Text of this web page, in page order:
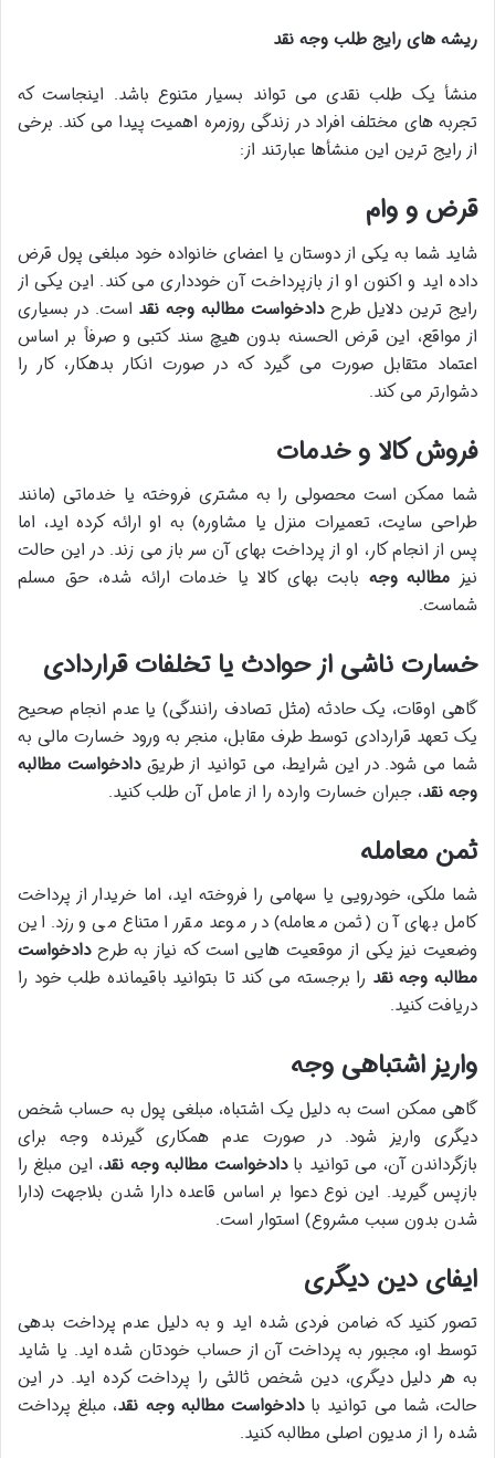
ریشه های رایج طلب وجه نقد
منشأ یک طلب نقدی می تواند بسیار متنوع باشد. اینجاست که
تجربه های مختلف افراد در زندگی روزمره اهمیت پیدا می کند. برخی
از رایج ترین این منشأها عبارتند از:
قرض و وام
شاید شما به یکی از دوستان یا اعضای خانواده خود مبلغی پول قرض
داده اید و اکنون او از بازپرداخت آن خودداری می کند. این یکی از
رایج ترین دلایل طرحدادخواست مطالبه وجه نقد است. در بسیاری
از مواقع، این قرض الحسنه بدون هیچ سند کتبی و صرفاً بر اساس
اعتماد متقابل صورت می گیرد که در صورت انکار بدهکار، کار را
دشوارتر می کند.
فروش کالا و خدمات
شما ممکن است محصولی را به مشتری فروخته یا خدماتی (مانند
طراحی سایت، تعمیرات منزل یا مشاوره) به او ارائه کرده اید، اما
پس از انجام کار، او از پرداخت بهای آن سر باز می زند. در این حالت
نیز مطالبه وجه بابت بهای کالا یا خدمات ارائه شده، حق مسلم
شماست.
خسارت ناشی از حوادث یا تخلفات قراردادی
گاهی اوقات، یک حادثه (مثل تصادف رانندگی) یا عدم انجام صحیح
یک تعهد قراردادی توسط طرف مقابل، منجر به ورود خسارت مالی به
شما می شود. در این شرایط، می توانید از طریقدادخواست مطالبه
وجه نقد، جبران خسارت وارده را از عامل آن طلب کنید.
ثمن معامله
شما ملکی، خودرویی یا سهامی را فروخته اید، اما خریدار از پرداخت
کامل بهای آن (ثمن معامله) در موعد مقرر امتناع می ورزد. این
وضعیت نیز یکی از موقعیت هایی است که نیاز به طرحدادخواست
مطالبه وجه نقد را برجسته می کند تا بتوانید باقیمانده طلب خود را
دریافت کنید.
واریز اشتباهی وجه
گاهی ممکن است به دلیل یک اشتباه، مبلغی پول به حساب شخص
دیگری واریز شود. در صورت عدم همکاری گیرنده وجه برای
بازگرداندن آن، می توانید بادادخواست مطالبه وجه نقد، این مبلغ را
بازپس گیرید. این نوع دعوا بر اساس قاعده دارا شدن بلاجهت (دارا
شدن بدون سبب مشروع) استوار است.
ایفای دین دیگری
تصور کنید که ضامن فردی شده اید و به دلیل عدم پرداخت بدهی
توسط او، مجبور به پرداخت آن از حساب خودتان شده اید. یا شاید
به هر دلیل دیگری، دین شخص ثالثی را پرداخت کرده اید. در این
حالت، شما می توانید بادادخواست مطالبه وجه نقد، مبلغ پرداخت
شده را از مدیون اصلی مطالبه کنید.